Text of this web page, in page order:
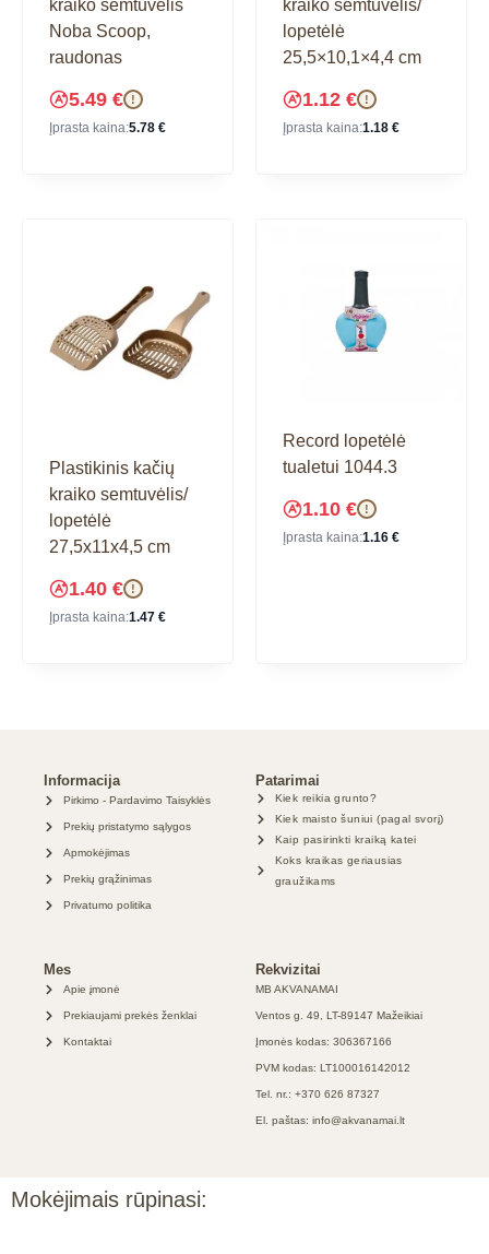
kraiko semtuvėlis
Noba Scoop,
raudonas
5.49 € !
Įprasta kaina:5.78 €
kraiko semtuvėlis/
lopetėlė
25,5×10,1×4,4 cm
1.12 € !
Įprasta kaina:1.18 €
Plastikinis kačių
kraiko semtuvėlis/
lopetėlė
27,5x11x4,5 cm
1.40 € !
Įprasta kaina:1.47 €
Record lopetėlė
tualetui 1044.3
1.10 € !
Įprasta kaina:1.16 €
Informacija
Pirkimo - Pardavimo Taisyklės
Prekių pristatymo sąlygos
Apmokėjimas
Prekių grąžinimas
Privatumo politika
Patarimai
Kiek reikia grunto?
Kiek maisto šuniui (pagal svorį)
Kaip pasirinkti kraiką katei
Koks kraikas geriausias
graužikams
Mes
Apie įmonė
Prekiaujami prekės ženklai
Kontaktai
Rekvizitai
MB AKVANAMAI
Ventos g. 49, LT-89147 Mažeikiai
Įmonės kodas: 306367166
PVM kodas: LT100016142012
Tel. nr.: +370 626 87327
El. paštas: info@akvanamai.lt
Mokėjimais rūpinasi: